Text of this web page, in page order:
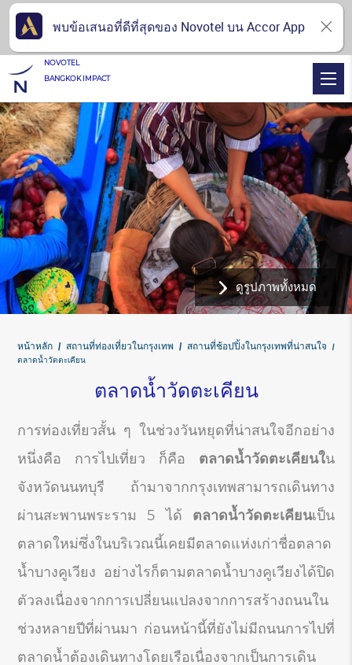
ดูรูปภาพทั้งหมด
หน้าหลัก สถานที่ท่องเที่ยวในกรุงเทพ สถานที่ช้อปปิ้งในกรุงเทพที่น่าสนใจ
ตลาดน้ำวัดตะเคียน
ตลาดน้ำวัดตะเคียน
การท่องเที่ยวสั้น ๆ ในช่วงวันหยุดที่น่าสนใจอีกอย่าง
หนึ่งคือ การไปเที่ยว ก็คือ ตลาดน้ำวัดตะเคียนใน
จังหวัดนนทบุรี ถ้ามาจากกรุงเทพสามารถเดินทาง
ผ่านสะพานพระราม 5 ได้ ตลาดน้ำวัดตะเคียนเป็น
ตลาดใหม่ซึ่งในบริเวณนี้เคยมีตลาดแห่งเก่าชื่อตลาด
น้ำบางคูเวียง อย่างไรก็ตามตลาดน้ำบางคูเวียงได้ปิด
ตัวลงเนื่องจากการเปลี่ยนแปลงจากการสร้างถนนใน
ช่วงหลายปีที่ผ่านมา ก่อนหน้านี้ที่ยังไม่มีถนนการไปที่
ตลาดน้ำต้องเดินทางโดยเรือเนื่องจากเป็นการเดิน
NOVOTEL
BANGKOK IMPACT
พบข้อเสนอที่ดีที่สุดของ Novotel บน Accor App